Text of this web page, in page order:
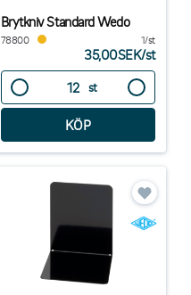
Brytkniv Standard Wedo
78800 1/st
35,00SEK/st
st